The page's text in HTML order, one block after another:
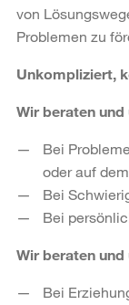
von
Problemen zu
Unkompliziert,
Wir beraten
Bei
oder auf
Bei
Bei
Wir beraten
Bei